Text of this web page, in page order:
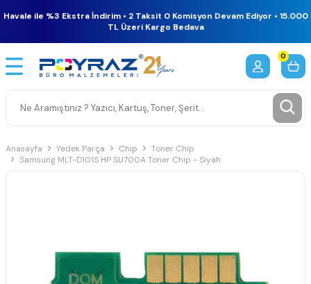
Havale ile %3 Ekstra İndirim • 2 Taksit 0 Komisyon Devam Ediyor • 15.000
TL Üzeri Kargo Bedava
0
Anasayfa Yedek Parça Chip
Toner Chip
Samsung MLT-D101S HP SU700A Toner Chip - Siyah